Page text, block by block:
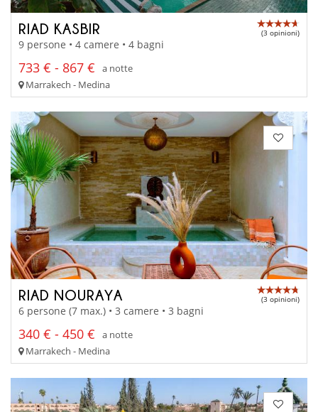
RIAD KASBIR (3 opinioni)
9 persone • 4 camere • 4 bagni
733 € - 867 €
a notte
Marrakech - Medina
RIAD NOURAYA (3 opinioni)
6 persone (7 max.) • 3 camere • 3 bagni
340 € - 450 €
a notte
Marrakech - Medina